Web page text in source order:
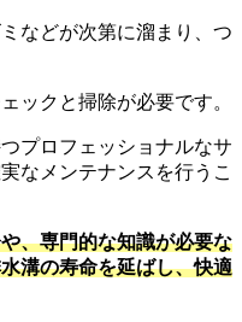
などが次第に溜まり、つ
ックと掃除が必要です。
プロフェッショナルなサ
なメンテナンスを行うこ
、専門的な知識が必要な
溝の寿命を延ばし、快適